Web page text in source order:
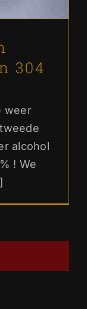
304
weer
alcohol
! We